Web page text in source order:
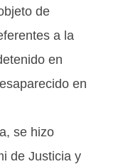
de
a la
en
en
se hizo
de Justicia y